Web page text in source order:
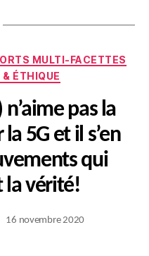
MULTI-FACETTES
ÉTHIQUE
n’aime pas la
5G et il s’en
qui
la vérité!
16 novembre 2020